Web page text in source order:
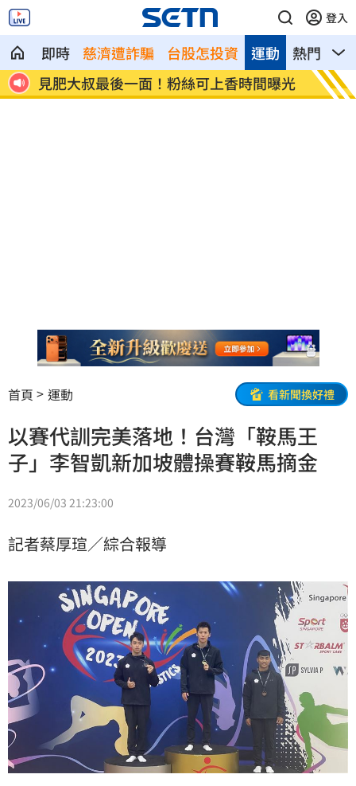
登入
即時 慈濟遭詐騙 台股怎投資 熱門 影
運動
曝光
澆花澆到巨蟒！腹中「巨物」X光曝光
大
合
首頁 運動 看新聞換好禮
以賽代訓完美落地！台灣「鞍馬王
子」李智凱新加坡體操賽鞍馬摘金
2023/06/03 21:23:00
記者蔡厚瑄／綜合報導